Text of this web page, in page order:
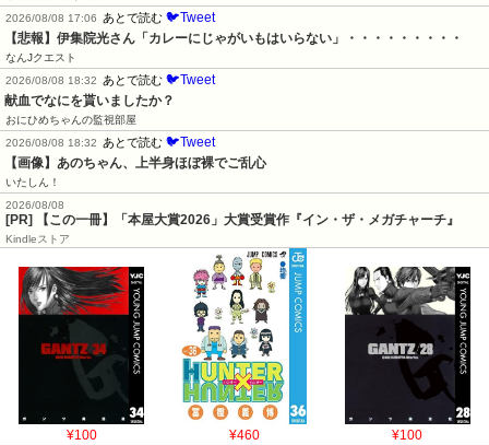
2026/08/08 17:06 あとで読む 🐦Tweet
【悲報】伊集院光さん「カレーにじゃがいもはいらない」・・・・・・・・・
なんJクエスト
2026/08/08 18:32 あとで読む 🐦Tweet
献血でなにを貰いましたか？
おにひめちゃんの監視部屋
2026/08/08 18:32 あとで読む 🐦Tweet
【画像】あのちゃん、上半身ほぼ裸でご乱心
いたしん！
2026/08/08
[PR] 【この一冊】「本屋大賞2026」大賞受賞作『イン・ザ・メガチャーチ』
Kindleストア
¥100 ¥460 ¥100